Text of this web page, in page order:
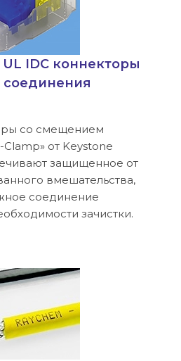
IDC коннекторы
соединения
со смещением
Clamp» от Keystone
защищенное от
вмешательства,
соединение
зачистки.